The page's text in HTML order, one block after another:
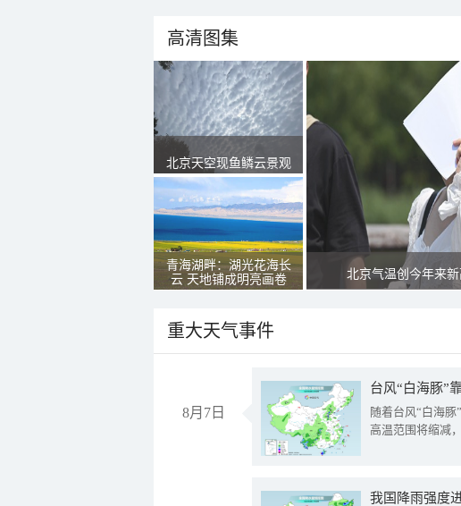
高清图集
北京天空现鱼鳞云景观
青海湖畔：湖光花海长
云 天地铺成明亮画卷
北京气温创今年来
重大天气事件
8月7日
台风“白海豚”
随着台风“白海
高温范围将缩减